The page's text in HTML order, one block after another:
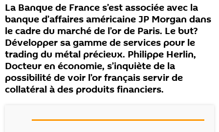
La Banque de France s’est associée avec la
banque d’affaires américaine JP Morgan dans
le cadre du marché de l’or de Paris. Le but?
Développer sa gamme de services pour le
trading du métal précieux. Philippe Herlin,
Docteur en économie, s’inquiète de la
possibilité de voir l’or français servir de
collatéral à des produits financiers.